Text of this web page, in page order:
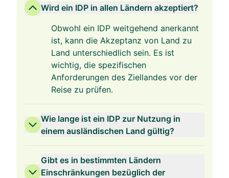
Wird ein IDP in allen Ländern akzeptiert?
Obwohl ein IDP weitgehend anerkannt
ist, kann die Akzeptanz von Land zu
Land unterschiedlich sein. Es ist
wichtig, die spezifischen
Anforderungen des Ziellandes vor der
Reise zu prüfen.
Wie lange ist ein IDP zur Nutzung in
einem ausländischen Land gültig?
Gibt es in bestimmten Ländern
Einschränkungen bezüglich der